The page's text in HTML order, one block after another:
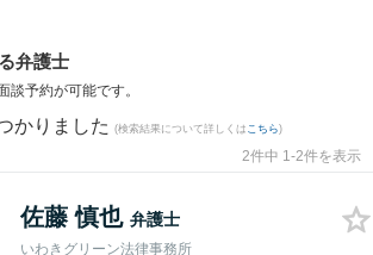
弁護士
談予約が可能です。
かりました (検索結果について詳しくは こちら)
2件中 1-2件を表示
佐藤 慎也 弁護士
いわきグリーン法律事務所